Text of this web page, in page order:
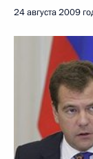
24 августа 2009